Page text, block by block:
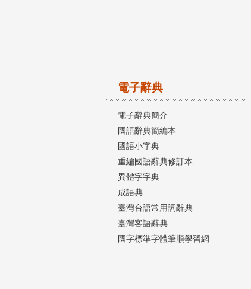
電子辭典
電子辭典簡介
國語辭典簡編本
國語小字典
重編國語辭典修訂本
異體字字典
成語典
臺灣台語常用詞辭典
臺灣客語辭典
國字標準字體筆順學習網